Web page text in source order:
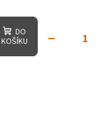
DO
KOŠÍKU
−